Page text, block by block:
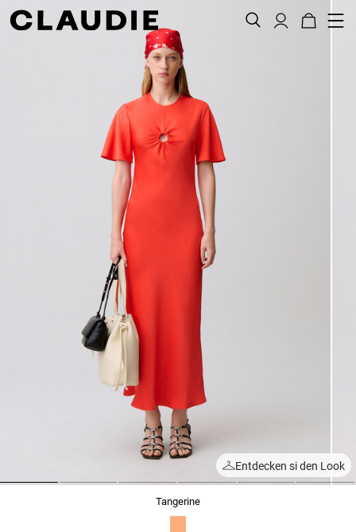
Entdecken si den Look
tangerine